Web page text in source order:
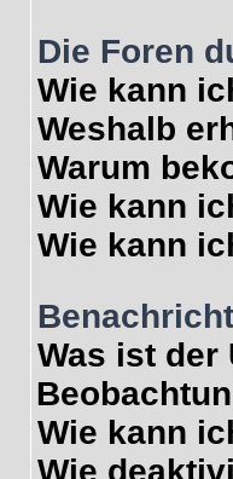
Die Foren
Wie kann
Weshalb
Warum
Wie kann
Wie kann
Was ist der
Wie kann
Wie